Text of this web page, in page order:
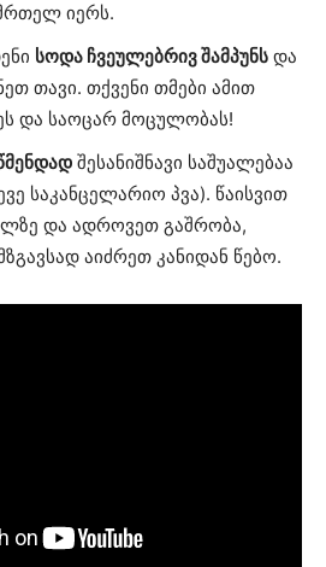
იერს.
სოდა ჩვეულებრივ შამპუნს და
თავი. თქვენი თმები ამით
და საოცარ მოცულობას!
შესანიშნავი საშუალებაა
საკანცელარიო პვა). წაისვით
და ადროვეთ გაშრობა,
აიძრეთ კანიდან წებო.